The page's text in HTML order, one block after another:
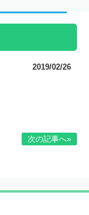
2019/02/26
次の記事へ»